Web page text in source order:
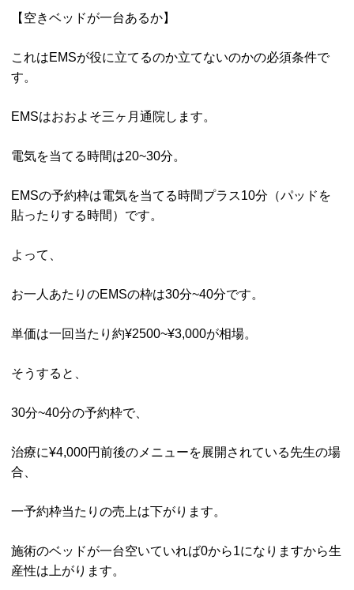
【空きベッドが一台あるか】
これはEMSが役に立てるのか立てないのかの必須条件で
す。
EMSはおおよそ三ヶ月通院します。
電気を当てる時間は20~30分。
EMSの予約枠は電気を当てる時間プラス10分（パッドを
貼ったりする時間）です。
よって、
お一人あたりのEMSの枠は30分~40分です。
単価は一回当たり約¥2500~¥3,000が相場。
そうすると、
30分~40分の予約枠で、
治療に¥4,000円前後のメニューを展開されている先生の場
合、
一予約枠当たりの売上は下がります。
施術のベッドが一台空いていれば0から1になりますから生
産性は上がります。